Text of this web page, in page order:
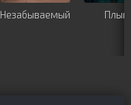
Незабываемый